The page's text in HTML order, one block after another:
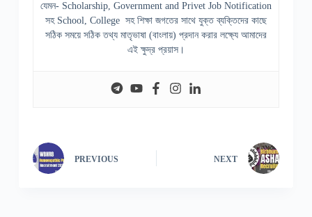
যেমন- Scholarship, Government and Privet Job Notification
সহ School, College সহ শিক্ষা জগতের সাথে যুক্ত ব্যক্তিদের কাছে
সঠিক সময়ে সঠিক তথ্য মাতৃভাষা (বাংলায়) প্রদান করার লক্ষ্যে আমাদের
এই ক্ষুদ্র প্রয়াস।
PREVIOUS NEXT